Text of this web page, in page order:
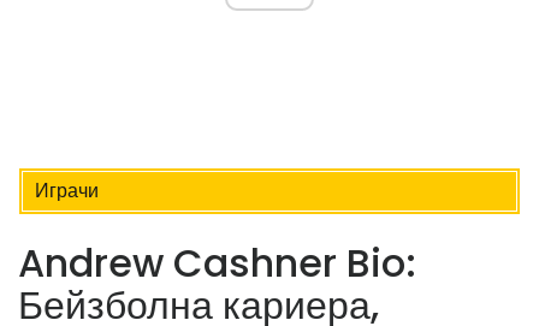
Играчи
Andrew Cashner Bio:
Бейзболна кариера,